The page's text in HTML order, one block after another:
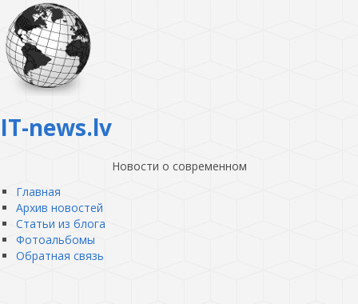
IT-news.lv
Новости о современном
Главная
Архив новостей
Статьи из блога
Фотоальбомы
Обратная связь